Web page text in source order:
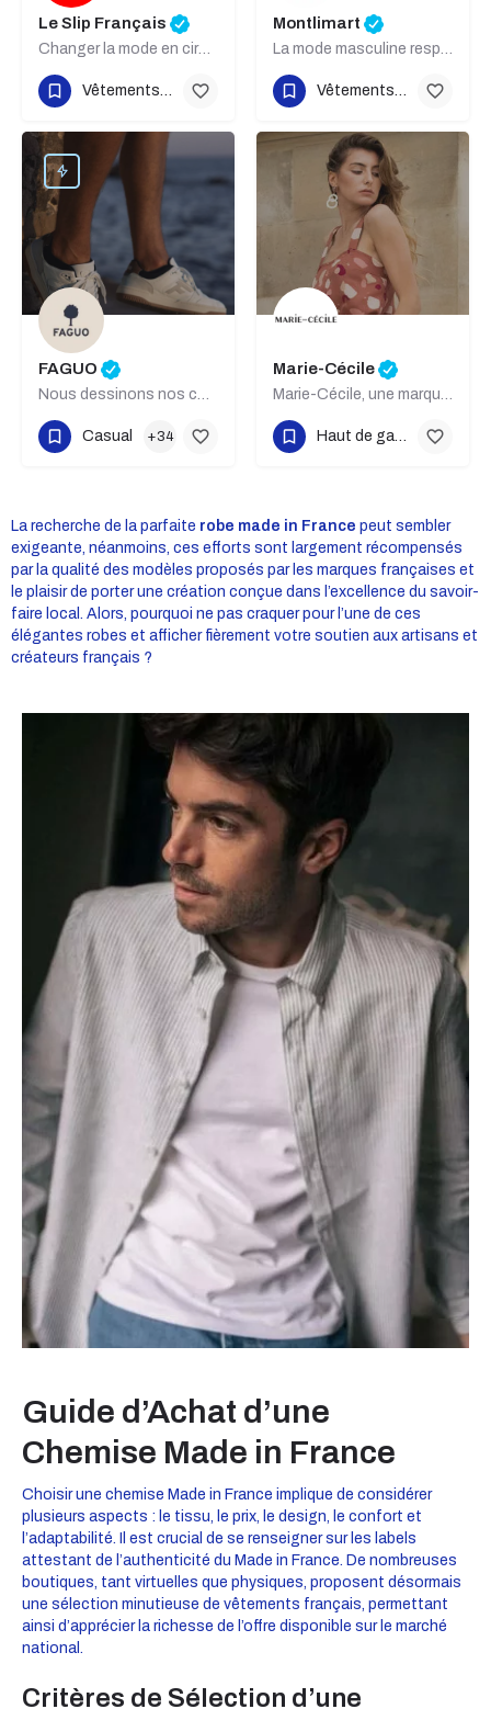
Le Slip Français
Changer la mode en circuits courts
+21
Montlimart
La mode masculine responsable et engagée
+21
FAGUO
Nous dessinons nos collections à l’empreinte CO₂ toujours plus basse.
Casual +34
Marie-Cécile
Marie-Cécile, une marque actuelle, éthique et éco-responsable!
+12
La recherche de la parfaite robe made in France peut sembler
exigeante, néanmoins, ces efforts sont largement récompensés
par la qualité des modèles proposés par les marques françaises et
le plaisir de porter une création conçue dans l’excellence du savoir-
faire local. Alors, pourquoi ne pas craquer pour l’une de ces
élégantes robes et afficher fièrement votre soutien aux artisans et
créateurs français ?
Guide d’Achat d’une
Chemise Made in France
Choisir une chemise Made in France implique de considérer
plusieurs aspects : le tissu, le prix, le design, le confort et
l’adaptabilité. Il est crucial de se renseigner sur les labels
attestant de l’authenticité du Made in France. De nombreuses
boutiques, tant virtuelles que physiques, proposent désormais
une sélection minutieuse de vêtements français, permettant
ainsi d’apprécier la richesse de l’offre disponible sur le marché
national.
Critères de Sélection d’une